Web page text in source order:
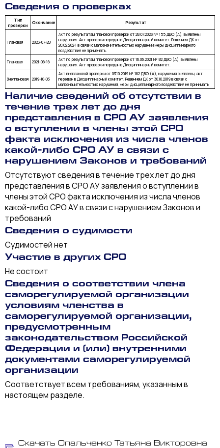
Сведения о проверках
Тип
проверки
Окончание Результат
Плановая 2023-07-28
Акт по результатам плановой проверки от 28.07.2023 № 155 ДВО (А), выявлены
нарушения. Акт проверки передан в Дисциплинарный комитет. Решением ДК от
20.02.2024 в связи с малозначительностью нарушений меры дисциплинарного
воздействия не применять.
Плановая 2021-06-16
Акт по результатам плановой проверки от 16.06.2021 № 82 ДВО (А), выявлены
нарушения. Акт проверки передан в Дисциплинарный комитет.
Внеплановая 2019-10-03
Акт внеплановой проверки от 03.10.2019 № 162 ДВО (А), нарушения выявлены, акт
передан в Дисциплинарный комитет. Решением ДК от 30.10.2019 в связи с
малозначительностью нарушений, меры дисциплинарного воздействия не принимать
Наличие сведений об отсутствии в
течение трех лет до дня
представления в СРО АУ заявления
о вступлении в члены этой СРО
факта исключения из числа членов
какой-либо СРО АУ в связи с
нарушением Законов и требований
Отсутствуют сведения в течение трех лет до дня
представления в СРО АУ заявления о вступлении в
члены этой СРО факта исключения из числа членов
какой-либо СРО АУ в связи с нарушением Законов и
требований
Сведения о судимости
Судимостей нет
Участие в других СРО
Не состоит
Сведения о соответствии члена
саморегулируемой организации
условиям членства в
саморегулируемой организации,
предусмотренным
законодательством Российской
Федерации и (или) внутренними
документами саморегулируемой
организации
Соответствует всем требованиям, указанным в
настоящем разделе.
Скачать Опальченко Татьяна Викторовна